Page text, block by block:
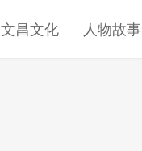
文昌文化 人物故事